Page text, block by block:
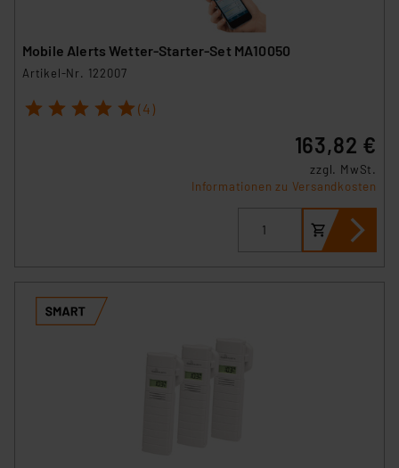
Mobile Alerts Wetter-Starter-Set MA10050
Artikel-Nr. 122007
1 2 3 4 5 (4)
163,82 €
zzgl. MwSt.
Informationen zu Versandkosten